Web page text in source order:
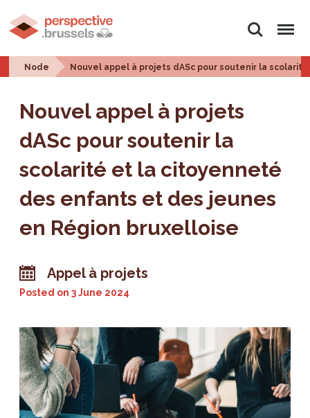
Search Menu
Node Nouvel appel à projets dASc pour soutenir la
Nouvel appel à projets
dASc pour soutenir la
scolarité et la citoyenneté
des enfants et des jeunes
en Région bruxelloise
Appel à projets
Posted on3 June 2024